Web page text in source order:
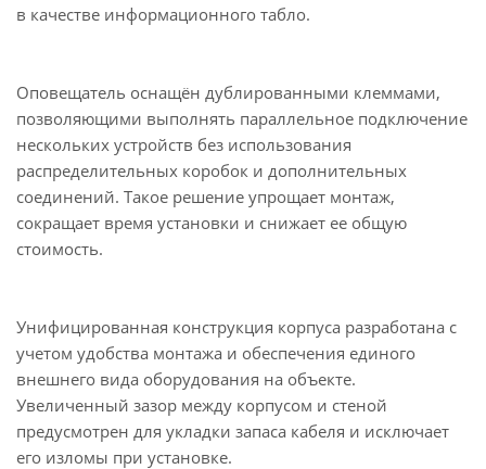
в качестве информационного табло.
Оповещатель оснащён дублированными клеммами,
позволяющими выполнять параллельное подключение
нескольких устройств без использования
распределительных коробок и дополнительных
соединений. Такое решение упрощает монтаж,
сокращает время установки и снижает ее общую
стоимость.
Унифицированная конструкция корпуса разработана с
учетом удобства монтажа и обеспечения единого
внешнего вида оборудования на объекте.
Увеличенный зазор между корпусом и стеной
предусмотрен для укладки запаса кабеля и исключает
его изломы при установке.